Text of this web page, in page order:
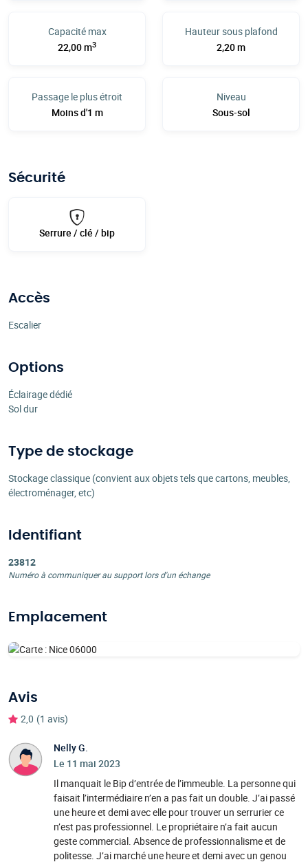
Capacité max
22,00 m3
Hauteur sous plafond
2,20 m
Passage le plus étroit
Moins d'1 m
Niveau
Sous-sol
Sécurité
Serrure / clé / bip
Accès
Escalier
Options
Éclairage dédié
Sol dur
Type de stockage
Stockage classique (convient aux objets tels que cartons, meubles,
électroménager, etc)
Identifiant
23812
Numéro à communiquer au support lors d'un échange
Emplacement
Avis
2,0 (1 avis)
Nelly G.
Le 11 mai 2023
Il manquait le Bip d’entrée de l’immeuble. La personne qui
faisait l’intermédiaire n’en a pas fait un double. J’ai passé
une heure et demi avec elle pour trouver un serrurier ce
n’est pas professionnel. Le propriétaire n’a fait aucun
geste commercial. Absence de professionnalisme et de
politesse. J’ai marché une heure et demi avec un genou